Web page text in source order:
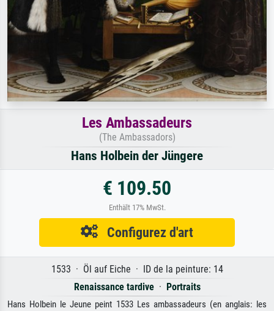
Les Ambassadeurs
(The Ambassadors)
Hans Holbein der Jüngere
€ 109.50
Enthält 17% MwSt.
Configurez d'art
1533 · Öl auf Eiche · ID de la peinture: 14
Renaissance tardive· Portraits
Hans Holbein le Jeune peint 1533 Les ambassadeurs (en anglais: les